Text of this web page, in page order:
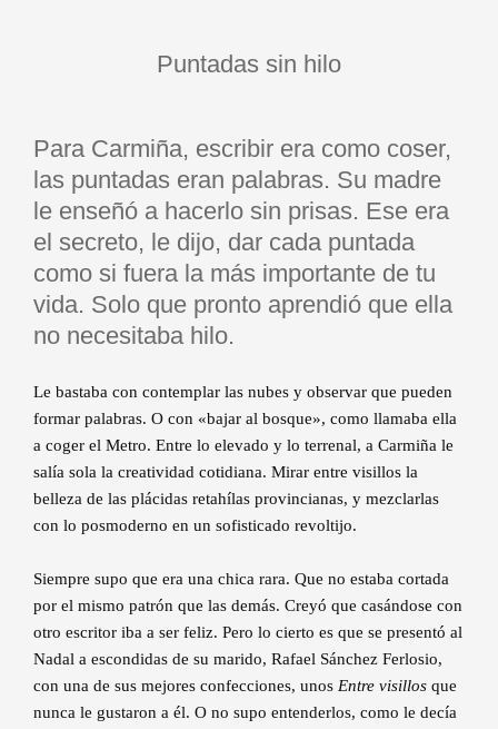
Puntadas sin hilo
Para Carmiña, escribir era como coser,
las puntadas eran palabras. Su madre
le enseñó a hacerlo sin prisas. Ese era
el secreto, le dijo, dar cada puntada
como si fuera la más importante de tu
vida. Solo que pronto aprendió que ella
no necesitaba hilo.
Le bastaba con contemplar las nubes y observar que pueden
formar palabras. O con «bajar al bosque», como llamaba ella
a coger el Metro. Entre lo elevado y lo terrenal, a Carmiña le
salía sola la creatividad cotidiana. Mirar entre visillos la
belleza de las plácidas retahílas provincianas, y mezclarlas
con lo posmoderno en un sofisticado revoltijo.
Siempre supo que era una chica rara. Que no estaba cortada
por el mismo patrón que las demás. Creyó que casándose con
otro escritor iba a ser feliz. Pero lo cierto es que se presentó al
Nadal a escondidas de su marido, Rafael Sánchez Ferlosio,
con una de sus mejores confecciones, unos Entre visillos que
nunca le gustaron a él. O no supo entenderlos, como le decía